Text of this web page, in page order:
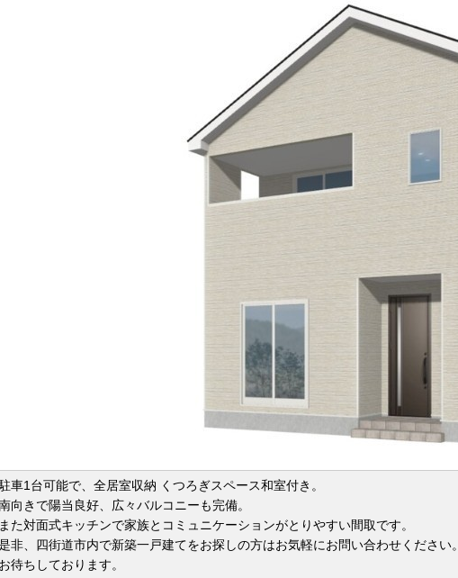
車1台可能で、全居室収納 くつろぎスペース和室付き。
向きで陽当良好、広々バルコニーも完備。
また対面式キッチンで家族とコミュニケーションがとりやすい間取です。
非、四街道市内で新築一戸建てをお探しの方はお気軽にお問い合わせください。
お待ちしております。